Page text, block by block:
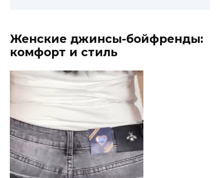
Женские джинсы-бойфренды:
комфорт и стиль